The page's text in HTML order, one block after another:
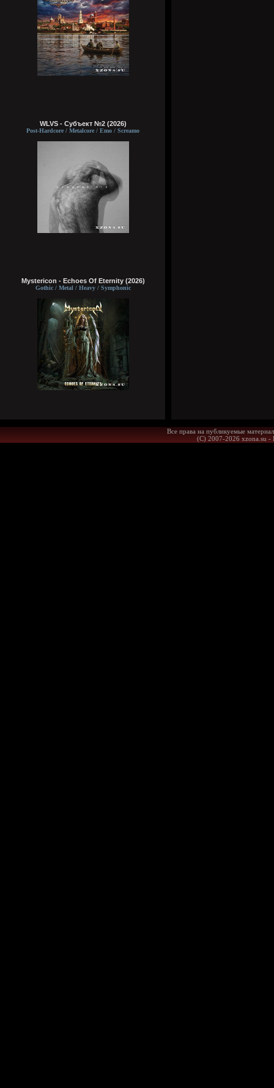
WLVS - Субъект №2 (2026)
Post-Hardcore / Metalcore / Emo / Screamo
Mystericon - Echoes Of Eternity (2026)
Gothic / Metal / Heavy / Symphonic
Все права на публикуемые
(С) 2007-2026 xzona.su -